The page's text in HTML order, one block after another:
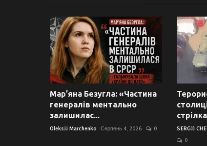
Мар’яна Безугла: «Частина
генералів ментально
залишилас...
Oleksii Marchenko Серпень 4, 2026 0 SERGII
0